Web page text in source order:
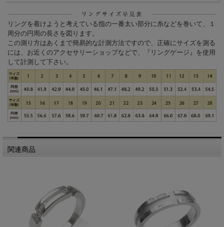
リングを着けようと考えている指の一番太い部分に糸などを巻いて、１
周分の円周の長さを図ります。
この測り方はあくまで簡易的な計測方法ですので、正確にサイズを測る
には、お近くのアクセサリーショップなどで、『リングゲージ』を使用
して計測して下さい。
関連商品